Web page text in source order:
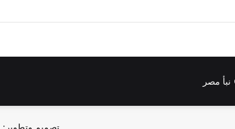
تصميم وتطوير: